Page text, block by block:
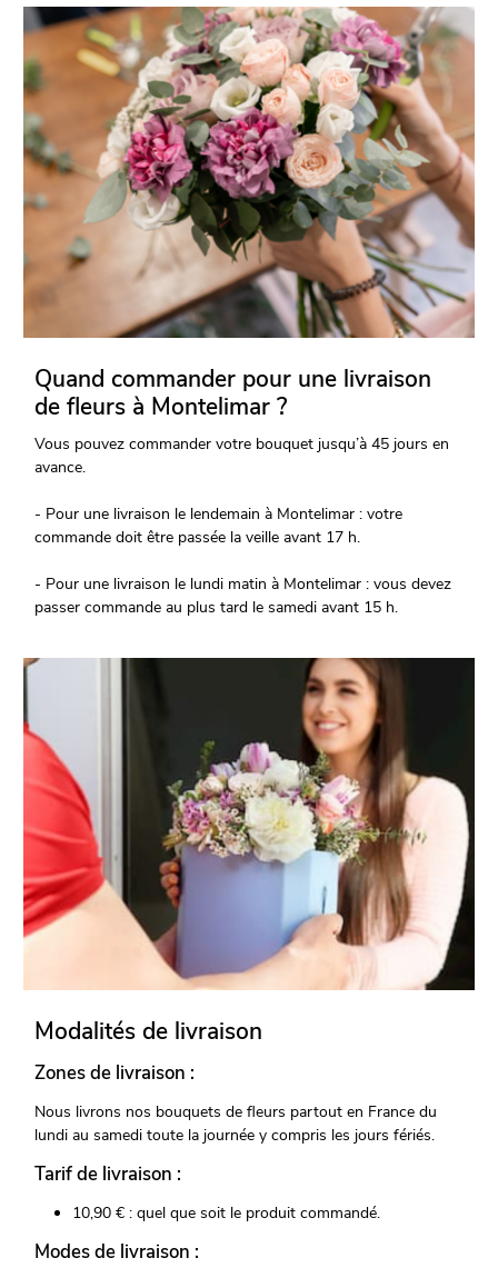
Quand commander pour une livraison
de fleurs à Montelimar ?
Vous pouvez commander votre bouquet jusqu’à 45 jours en
avance.
- Pour une livraison le lendemain à Montelimar : votre
commande doit être passée la veille avant 17 h.
- Pour une livraison le lundi matin à Montelimar : vous devez
passer commande au plus tard le samedi avant 15 h.
Modalités de livraison
Zones de livraison :
Nous livrons nos bouquets de fleurs partout en France du
lundi au samedi toute la journée y compris les jours fériés.
Tarif de livraison :
10,90 € : quel que soit le produit commandé.
Modes de livraison :